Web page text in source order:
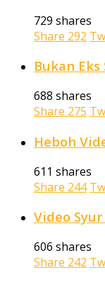
729 shares
Share 292
Bukan
688 shares
Share 275
Heboh
611 shares
Share 244
Video
606 shares
Share 242